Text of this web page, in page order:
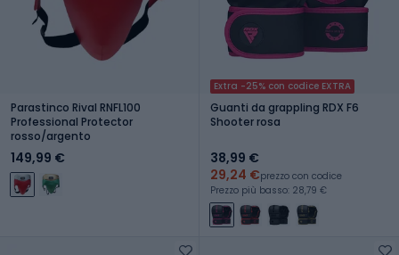
Parastinco Rival RNFL100
Professional Protector
rosso/argento
149,99 €
Extra -25% con codice EXTRA
Guanti da grappling RDX F6
Shooter rosa
38,99 €
29,24 €prezzo con codice
Prezzo più basso: 28,79 €